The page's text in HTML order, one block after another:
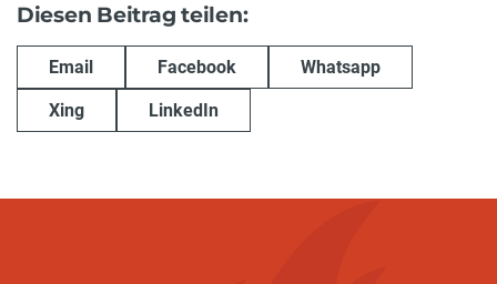
Diesen Beitrag teilen:
Email Facebook Whatsapp
Xing LinkedIn